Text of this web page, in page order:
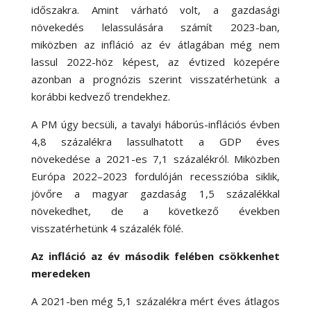
időszakra. Amint várható volt, a gazdasági
növekedés lelassulására számít 2023-ban,
miközben az infláció az év átlagában még nem
lassul 2022-höz képest, az évtized közepére
azonban a prognózis szerint visszatérhetünk a
korábbi kedvező trendekhez.
A PM úgy becsüli, a tavalyi háborús-inflációs évben
4,8 százalékra lassulhatott a GDP éves
növekedése a 2021-es 7,1 százalékról. Miközben
Európa 2022–2023 fordulóján recesszióba siklik,
jövőre a magyar gazdaság 1,5 százalékkal
növekedhet, de a következő években
visszatérhetünk 4 százalék fölé.
Az infláció az év második felében csökkenhet
meredeken
A 2021-ben még 5,1 százalékra mért éves átlagos